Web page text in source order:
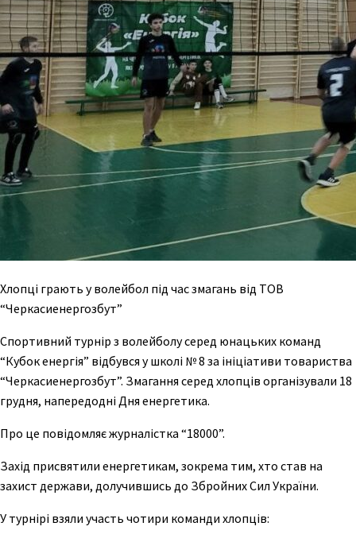
Хлопці грають у волейбол під час змагань від ТОВ
“Черкасиенергозбут”
Спортивний турнір з волейболу серед юнацьких команд
“Кубок енергія” відбувся у школі № 8 за ініціативи товариства
“Черкасиенергозбут”. Змагання серед хлопців організували 18
грудня, напередодні Дня енергетика.
Про це повідомляє журналістка “18000”.
Захід присвятили енергетикам, зокрема тим, хто став на
захист держави, долучившись до Збройних Сил України.
У турнірі взяли участь чотири команди хлопців: